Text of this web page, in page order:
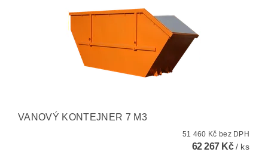
VANOVÝ KONTEJNER 7 M3
51 460 Kč bez DPH
62 267 Kč/ ks